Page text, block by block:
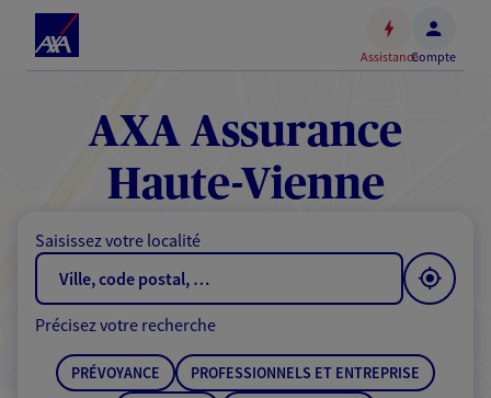
Accéder
contenu
principal
Accéder
au
de
AssistanceCompte
AXA Assurance
Haute-Vienne
Saisissez votre localité
Précisez votre recherche
PRÉVOYANCE
PROFESSIONNELS ET ENTREPRISE